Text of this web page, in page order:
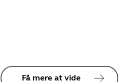
Få mere at vide